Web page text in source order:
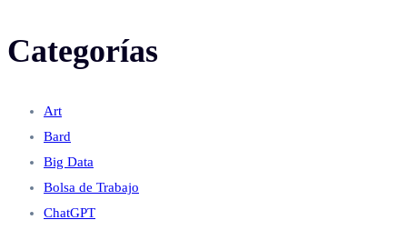
Categorías
Art
Bard
Big Data
Bolsa de Trabajo
ChatGPT